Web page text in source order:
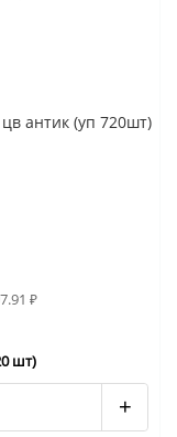
антик (уп 720шт)
₽
шт)
+